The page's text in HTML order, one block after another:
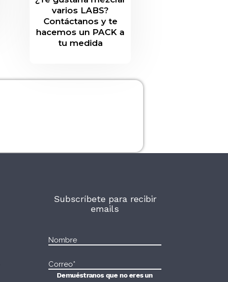
varios LABS?
Contáctanos y te
hacemos un PACK a
tu medida
Subscríbete para recibir
emails
Demuéstranos que no eres un